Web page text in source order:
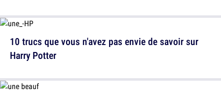
10 trucs que vous n'avez pas envie de savoir sur
Harry Potter